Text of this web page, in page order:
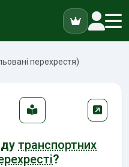
перехрестя)
транспортних
?